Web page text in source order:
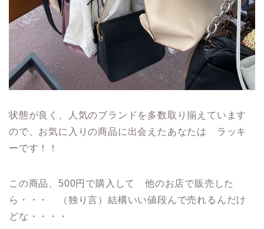
状態が良く、人気のブランドを多数取り揃えています
ので、お気に入りの商品に出会えたあなたは ラッキ
ーです！！
この商品、500円で購入して 他のお店で販売した
ら・・・ （独り言）結構いい値段んで売れるんだけ
どな・・・・